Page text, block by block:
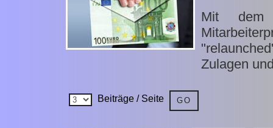
Mit dem
Zulagen
Beiträge / Seite